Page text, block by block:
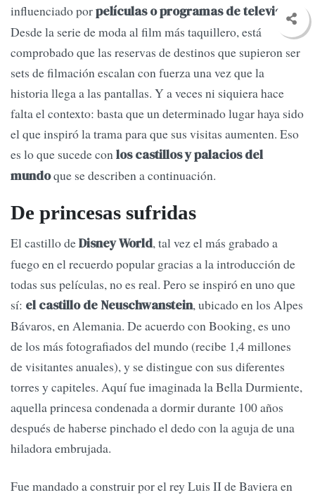
influenciado porpelículas o programas de televisión
Desde la serie de moda al film más taquillero, está
comprobado que las reservas de destinos que supieron ser
sets de filmación escalan con fuerza una vez que la
historia llega a las pantallas. Y a veces ni siquiera hace
falta el contexto: basta que un determinado lugar haya sido
el que inspiró la trama para que sus visitas aumenten. Eso
es lo que sucede conlos castillos y palacios del
mundoque se describen a continuación.
De princesas sufridas
El castillo deDisney World, tal vez el más grabado a
fuego en el recuerdo popular gracias a la introducción de
todas sus películas, no es real. Pero se inspiró en uno que
sí: el castillo de Neuschwanstein, ubicado en los Alpes
Bávaros, en Alemania. De acuerdo con Booking, es uno
de los más fotografiados del mundo (recibe 1,4 millones
de visitantes anuales), y se distingue con sus diferentes
torres y capiteles. Aquí fue imaginada la Bella Durmiente,
aquella princesa condenada a dormir durante 100 años
después de haberse pinchado el dedo con la aguja de una
hiladora embrujada.
Fue mandado a construir por el rey Luis II de Baviera en